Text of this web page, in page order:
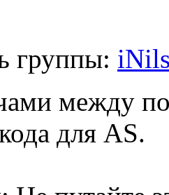
группы:
между
для AS.